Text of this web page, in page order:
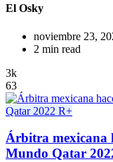
El Osky
noviembre 23,
2 min read
3k
63
Qatar 2022 R+
Árbitra mexicana
Mundo Qatar